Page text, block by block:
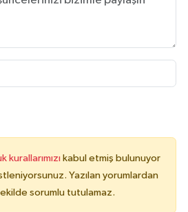
kurallarımızı kabul etmiş bulunuyor
Yazılan yorumlardan
sorumlu tutulamaz.